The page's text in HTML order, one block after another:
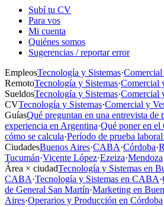
Subí tu CV
Para vos
Mi cuenta
Quiénes somos
Sugerencias / reportar error
EmpleosTecnología y Sistemas·Comercial
RemotoTecnología y Sistemas·Comercial
SueldosTecnología y Sistemas·Comercial
CVTecnología y Sistemas·Comercial y
GuíasQué preguntan en una entrevista de
experiencia en Argentina·Qué poner en el
cómo se calcula·Período de prueba
CiudadesBuenos Aires·CABA·Córdoba·
Tucumán·Vicente López·Ezeiza·Mendoza
Área × ciudadTecnología y Sistemas en
CABA·Tecnología y Sistemas en CABA·
de General San Martín·Marketing en
Aires·Operarios y Producción en Córdoba